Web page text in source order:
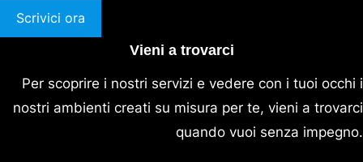
Scrivici ora
Vieni a trovarci
Per scoprire i nostri servizi e vedere con i tuoi occhi i
nostri ambienti creati su misura per te, vieni a trovarci
quando vuoi senza impegno.